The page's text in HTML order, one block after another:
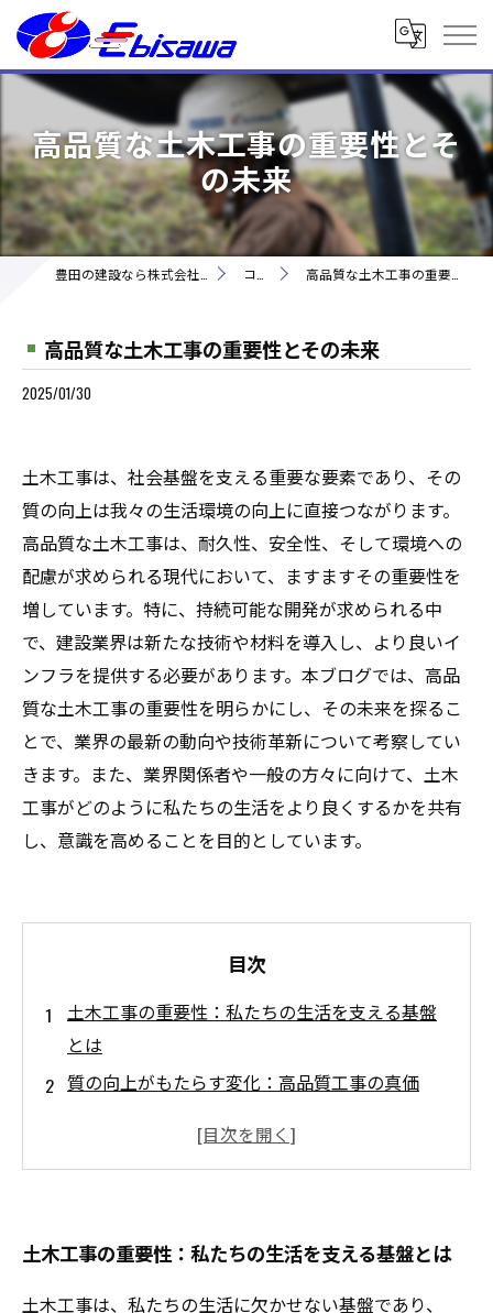
高品質な土木工事の重要性とそ
の未来
コラム 高品質な土木工事の重要性とその未来
高品質な土木工事の重要性とその未来
2025/01/30
土木工事は、社会基盤を支える重要な要素であり、その
質の向上は我々の生活環境の向上に直接つながります。
高品質な土木工事は、耐久性、安全性、そして環境への
配慮が求められる現代において、ますますその重要性を
増しています。特に、持続可能な開発が求められる中
で、建設業界は新たな技術や材料を導入し、より良いイ
ンフラを提供する必要があります。本ブログでは、高品
質な土木工事の重要性を明らかにし、その未来を探るこ
とで、業界の最新の動向や技術革新について考察してい
きます。また、業界関係者や一般の方々に向けて、土木
工事がどのように私たちの生活をより良くするかを共有
し、意識を高めることを目的としています。
目次
土木工事の重要性：私たちの生活を支える基盤
とは
質の向上がもたらす変化：高品質工事の真価
持続可能な未来を築く：最新技術の導入とその
ョン
地元コミュニティや社会が求めるインフラとは
土木工事の重要性：私たちの生活を支える基盤とは
土木工事は、私たちの生活に欠かせない基盤であり、